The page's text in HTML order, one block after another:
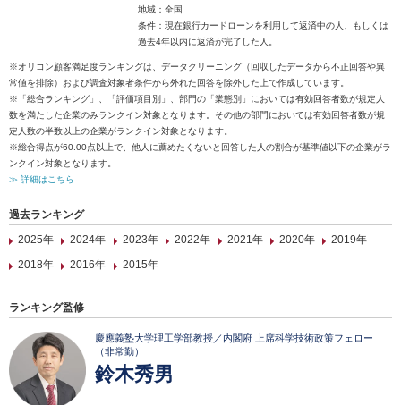
地域：全国
条件：現在銀行カードローンを利用して返済中の人、もしくは
過去4年以内に返済が完了した人。
※オリコン顧客満足度ランキングは、データクリーニング（回収したデータから不正回答や異
常値を排除）および調査対象者条件から外れた回答を除外した上で作成しています。
※「総合ランキング」、「評価項目別」、部門の「業態別」においては有効回答者数が規定人
数を満たした企業のみランクイン対象となります。その他の部門においては有効回答者数が規
定人数の半数以上の企業がランクイン対象となります。
※総合得点が60.00点以上で、他人に薦めたくないと回答した人の割合が基準値以下の企業がラ
ンクイン対象となります。
≫ 詳細はこちら
過去ランキング
2025年
2024年 2023年 2022年 2021年 2020年
2019年
2018年
2016年 2015年
ランキング監修
慶應義塾大学理工学部教授／内閣府 上席科学技術政策フェロー
（非常勤）
鈴木秀男